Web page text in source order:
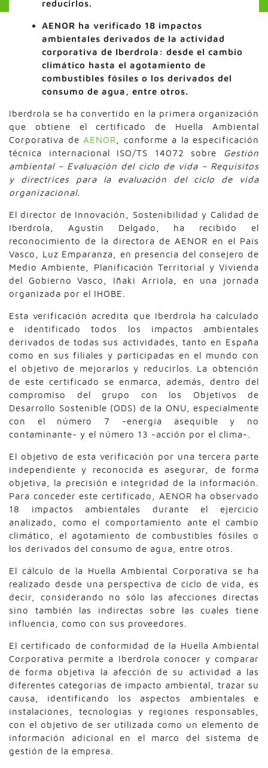
reducirlos.
AENOR ha verificado 18 impactos
ambientales derivados de la actividad
corporativa de Iberdrola: desde el cambio
climático hasta el agotamiento de
combustibles fósiles o los derivados del
consumo de agua, entre otros.
Iberdrola se ha convertido en la primera organización
que obtiene el certificado de Huella Ambiental
Corporativa de AENOR , conforme a la especificación
técnica internacional ISO/TS 14072 sobre
Gestión
ambiental – Evaluación del ciclo de vida – Requisitos
y directrices para la evaluación del ciclo de vida
organizacional.
El director de Innovación, Sostenibilidad y Calidad de
Iberdrola, Agustín Delgado, ha recibido el
reconocimiento de la directora de AENOR en el País
Vasco, Luz Emparanza, en presencia del consejero de
Medio Ambiente, Planificación Territorial y Vivienda
del Gobierno Vasco, Iñaki Arriola, en una jornada
organizada por el IHOBE.
Esta verificación acredita que Iberdrola ha calculado
e identificado todos los impactos ambientales
derivados de todas sus actividades, tanto en España
como en sus filiales y participadas en el mundo con
el objetivo de mejorarlos y reducirlos. La obtención
de este certificado se enmarca, además, dentro del
compromiso del grupo con los Objetivos de
Desarrollo Sostenible (ODS) de la ONU, especialmente
con el número 7 -energía asequible y no
contaminante- y el número 13 -acción por el clima-.
El objetivo de esta verificación por una tercera parte
independiente y reconocida es asegurar, de forma
objetiva, la precisión e integridad de la información.
Para conceder este certificado, AENOR ha observado
18 impactos ambientales durante el ejercicio
analizado, como el comportamiento ante el cambio
climático, el agotamiento de combustibles fósiles o
los derivados del consumo de agua, entre otros.
El cálculo de la Huella Ambiental Corporativa se ha
realizado desde una perspectiva de ciclo de vida, es
decir, considerando no sólo las afecciones directas
sino también las indirectas sobre las cuales tiene
influencia, como con sus proveedores.
El certificado de conformidad de la Huella Ambiental
Corporativa permite a Iberdrola conocer y comparar
de forma objetiva la afección de su actividad a las
diferentes categorías de impacto ambiental, trazar su
causa, identificando los aspectos ambientales e
instalaciones, tecnologías y regiones responsables,
con el objetivo de ser utilizada como un elemento de
información adicional en el marco del sistema de
gestión de la empresa.